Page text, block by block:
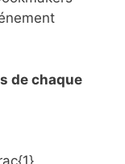
de chaque